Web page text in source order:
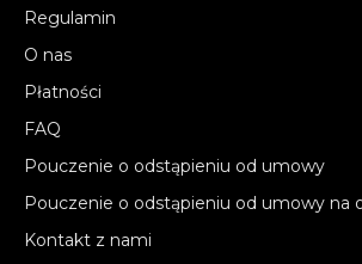
Regulamin
O nas
Płatności
FAQ
Pouczenie o odstąpieniu od umowy
Pouczenie o odstąpieniu od umowy na
Kontakt z nami